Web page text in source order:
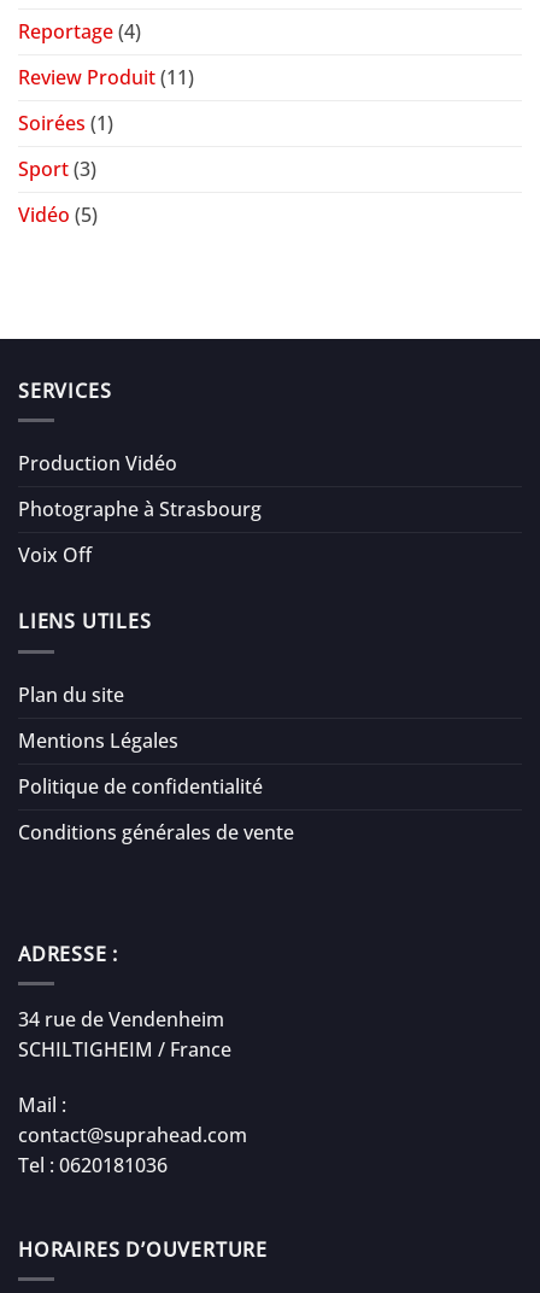
Reportage(4)
Review Produit(11)
Soirées (1)
Sport(3)
Vidéo (5)
SERVICES
Production Vidéo
Photographe à Strasbourg
Voix Off
LIENS UTILES
Plan du site
Mentions Légales
Politique de confidentialité
Conditions générales de vente
ADRESSE :
34 rue de Vendenheim
SCHILTIGHEIM / France
Mail :
contact@suprahead.com
Tel : 0620181036
HORAIRES D’OUVERTURE